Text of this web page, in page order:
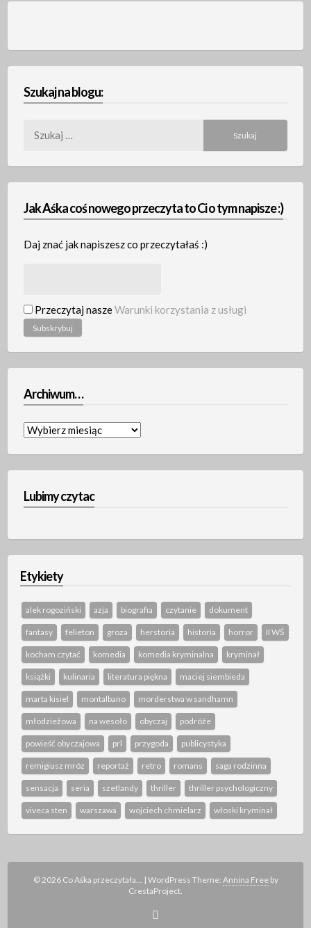
Szukaj na blogu:
Jak Aśka coś nowego przeczyta to Ci o tym napisze :)
Daj znać jak napiszesz co przeczytałaś :)
Przeczytaj naszeWarunki korzystania z usługi
Archiwum…
Archiwum…
Lubimy czytac
Etykiety
alek rogoziński azja biografia czytanie dokument
fantasy felieton groza herstoria historia horror II WŚ
kocham czytać komedia komedia kryminalna kryminał
książki kulinaria literatura piękna maciej siembieda
marta kisiel montalbano morderstwa w sandhamn
młodzieżowa na wesoło obyczaj podróże
powieść obyczajowa prl przygoda publicystyka
remigiusz mróz reportaż retro romans saga rodzinna
sensacja seria szetlandy thriller thriller psychologiczny
viveca sten warszawa wojciech chmielarz włoski kryminał
© 2026 Co Aśka przeczytała... | WordPress Theme: Annina Freeby
CrestaProject.